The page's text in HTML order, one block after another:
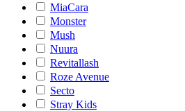
MiaCara
Monster
Mush
Nuura
Revitallash
Roze Avenue
Secto
Stray Kids